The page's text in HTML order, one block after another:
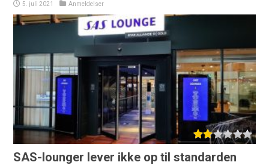
5. juli 2021 Anmeldelser
SAS-lounger lever ikke op til standarden